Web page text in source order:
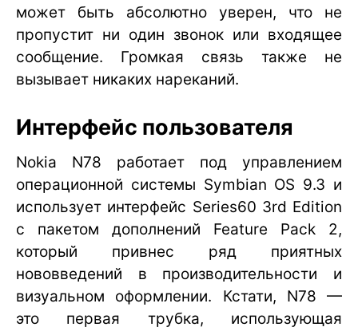
может быть абсолютно уверен, что не
пропустит ни один звонок или входящее
сообщение. Громкая связь также не
вызывает никаких нареканий.
Интерфейс пользователя
Nokia N78 работает под управлением
операционной системы Symbian OS 9.3 и
использует интерфейс Series60 3rd Edition
с пакетом дополнений Feature Pack 2,
который привнес ряд приятных
нововведений в производительности и
визуальном оформлении. Кстати, N78 —
это первая трубка, использующая